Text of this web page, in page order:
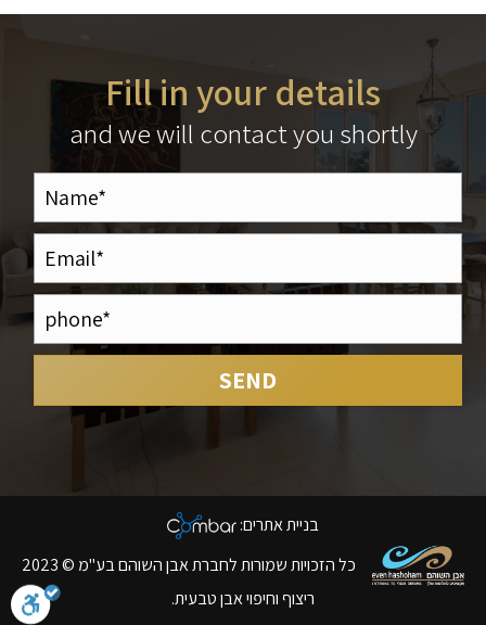
Fill in your details
and we will contact you shortly
בניית אתרים:
כל הזכויות שמורות לחברת אבן השוהם בע"מ © 2023
ריצוף וחיפוי אבן טבעית.